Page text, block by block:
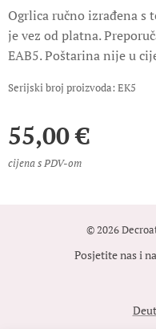
Ogrlica ručno izrađena s
je vez od platna.
EAB5. Poštarina nije u
Serijski broj proizvoda: EK5
55,00€
cijena s PDV-om
© 2026
Posjetite nas i na